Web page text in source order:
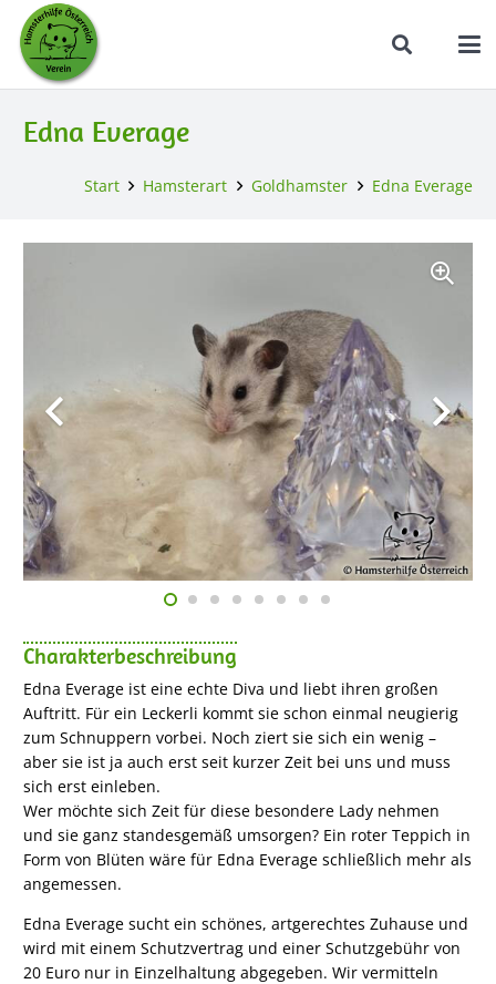
Edna Everage
Start Hamsterart Goldhamster Edna Everage
Charakterbeschreibung
Edna Everage ist eine echte Diva und liebt ihren großen
Auftritt. Für ein Leckerli kommt sie schon einmal neugierig
zum Schnuppern vorbei. Noch ziert sie sich ein wenig –
aber sie ist ja auch erst seit kurzer Zeit bei uns und muss
sich erst einleben.
Wer möchte sich Zeit für diese besondere Lady nehmen
und sie ganz standesgemäß umsorgen? Ein roter Teppich in
Form von Blüten wäre für Edna Everage schließlich mehr als
angemessen.
Edna Everage sucht ein schönes, artgerechtes Zuhause und
wird mit einem Schutzvertrag und einer Schutzgebühr von
20 Euro nur in Einzelhaltung abgegeben. Wir vermitteln